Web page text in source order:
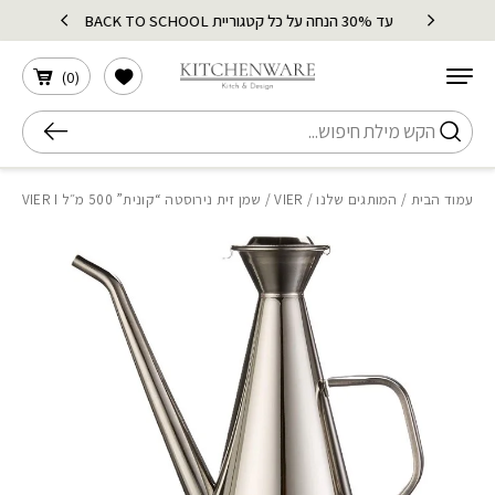
Skip to Content
עד 30% הנחה על כל קטגוריית BACK TO SCHOOL
חיפוש
(
0
)
הרשימה שלי
עמוד הבית / המותגים שלנו/
VIER/ שמן זית נירוסטה “קונית” 500 מ״ל VIER I
בחזרה למעלה